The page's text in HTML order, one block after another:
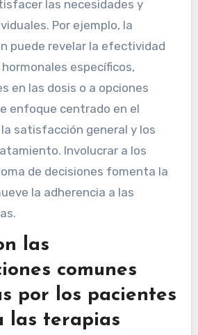
las necesidades y
Por ejemplo, la
puede revelar la efectividad
específicos,
en las dosis o a opciones
enfoque centrado en el
satisfacción general y los
Involucrar a los
de decisiones fomenta la
la adherencia a las
las
comunes
por los pacientes
las terapias